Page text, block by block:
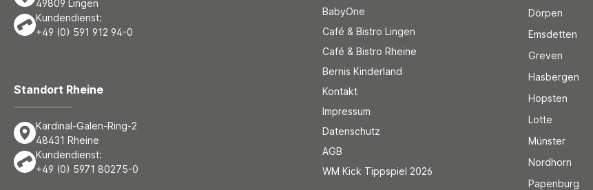
49809 Lingen
Kundendienst:
+49 (0) 591 912 94-0
Standort Rheine
Kardinal-Galen-Ring-2
48431 Rheine
Kundendienst:
+49 (0) 5971 80275-0
BabyOne
Café & Bistro Lingen
Café & Bistro Rheine
Bernis Kinderland
Kontakt
Impressum
Datenschutz
AGB
WM Kick Tippspiel 2026
Dörpen
Emsdetten
Greven
Hasbergen
Hopsten
Lotte
Münster
Nordhorn
Papenburg